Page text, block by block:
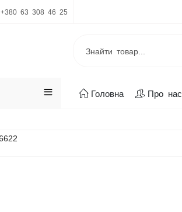
+380 63 308 46 25
Головна Про нас